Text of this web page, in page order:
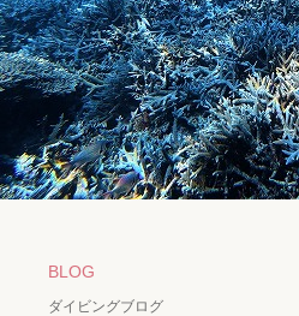
BLOG
ダイビングブログ